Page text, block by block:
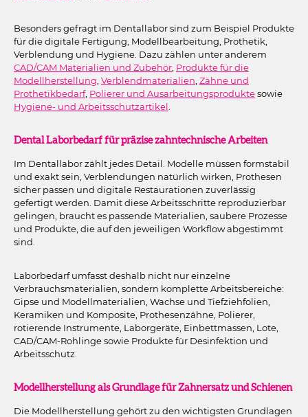
Besonders gefragt im Dentallabor sind zum Beispiel Produkte
für die digitale Fertigung, Modellbearbeitung, Prothetik,
Verblendung und Hygiene. Dazu zählen unter anderem
CAD/CAM Materialien und Zubehör Produkte für die
Modellherstellung Verblendmaterialien Zähne und
Prothetikbedarf, Polierer und Ausarbeitungsproduktesowie
Hygiene- und Arbeitsschutzartikel
Dental Laborbedarf für präzise zahntechnische Arbeiten
Im Dentallabor zählt jedes Detail. Modelle müssen formstabil
und exakt sein, Verblendungen natürlich wirken, Prothesen
sicher passen und digitale Restaurationen zuverlässig
gefertigt werden. Damit diese Arbeitsschritte reproduzierbar
gelingen, braucht es passende Materialien, saubere Prozesse
und Produkte, die auf den jeweiligen Workflow abgestimmt
sind.
Laborbedarf umfasst deshalb nicht nur einzelne
Verbrauchsmaterialien, sondern komplette Arbeitsbereiche:
Gipse und Modellmaterialien, Wachse und Tiefziehfolien,
Keramiken und Komposite, Prothesenzähne, Polierer,
rotierende Instrumente, Laborgeräte, Einbettmassen, Lote,
CAD/CAM-Rohlinge sowie Produkte für Desinfektion und
Arbeitsschutz.
Modellherstellung als Grundlage für Zahnersatz und Schienen
Die Modellherstellung gehört zu den wichtigsten Grundlagen